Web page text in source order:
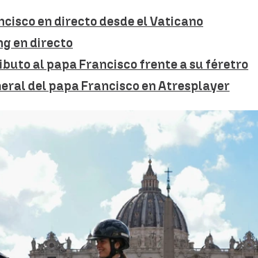
en directo desde el Vaticano
en directo
al papa Francisco frente a su féretro
del papa Francisco en Atresplayer